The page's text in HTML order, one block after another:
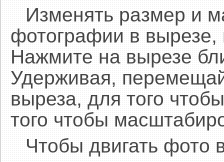
Изменять размер и
фотографии в
Нажмите на вырезе
Удерживая,
выреза, для того
того чтобы
Чтобы двигать фото